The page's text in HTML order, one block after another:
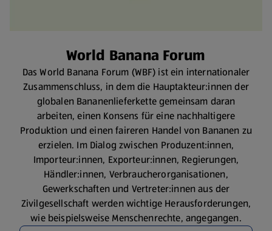
World Banana Forum
Das World Banana Forum (WBF) ist ein internationaler
Zusammenschluss, in dem die Hauptakteur:innen der
globalen Bananenlieferkette gemeinsam daran
arbeiten, einen Konsens für eine nachhaltigere
Produktion und einen faireren Handel von Bananen zu
erzielen. Im Dialog zwischen Produzent:innen,
Importeur:innen, Exporteur:innen, Regierungen,
Händler:innen, Verbraucherorganisationen,
Gewerkschaften und Vertreter:innen aus der
Zivilgesellschaft werden wichtige Herausforderungen,
wie beispielsweise Menschenrechte, angegangen.